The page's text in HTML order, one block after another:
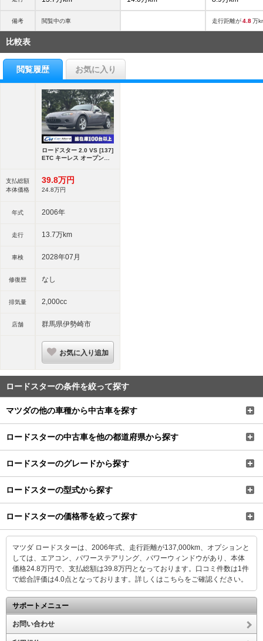
備考 閲覧中の車 走行距離が4.8万
比較表
閲覧履歴 お気に入り
支払総額
本体価格
年式
走行
車検
修復歴
排気量
店舗
ロードスター 2.0 VS [137]
ETC キーレス オープンカ
39.8万円
24. 8万円
2006年
13.7万km
2028年07月
なし
2,000cc
群馬県伊勢崎市
お気に入り追加
ロードスターの条件を絞って探す
マツダの他の車種から中古車を探す
ロードスターの中古車を他の都道府県から探す
ロードスターのグレードから探す
ロードスターの型式から探す
ロードスターの価格帯を絞って探す
マツダ ロードスターは、2006年式、走行距離が137,000km、オプションと
しては、エアコン、パワーステアリング、パワーウィンドウがあり、本体
価格24.8万円で、支払総額は39.8万円となっております。口コミ件数は1件
で総合評価は4.0点となっております。 詳しくはこちらをご確認ください。
サポートメニュー
お問い合わせ